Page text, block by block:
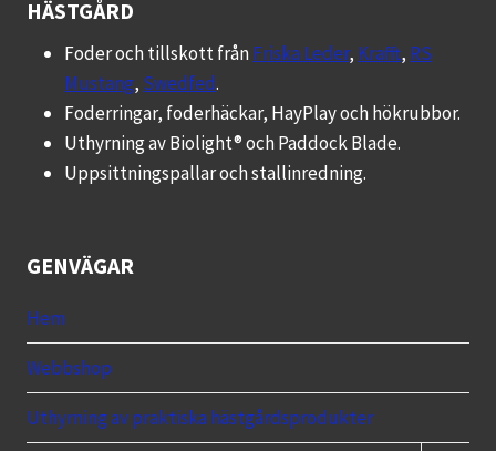
HÄSTGÅRD
Foder och tillskott frånFriska Leder, Krafft, RS
Mustang, Swedfed.
Foderringar, foderhäckar, HayPlay och hökrubbor.
Uthyrning av Biolight® och Paddock Blade.
Uppsittningspallar och stallinredning.
GENVÄGAR
Hem
Webbshop
Uthyrning av praktiska hästgårdsprodukter